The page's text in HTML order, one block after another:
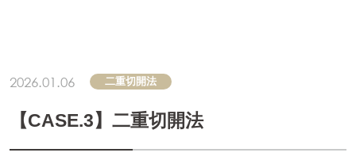
2026.01.06 二重切開法
【CASE.3】二重切開法